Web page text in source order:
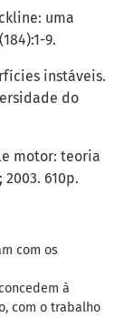
uma
9.
instáveis.
do
motor: teoria
610p.
com os
à
com o trabalho